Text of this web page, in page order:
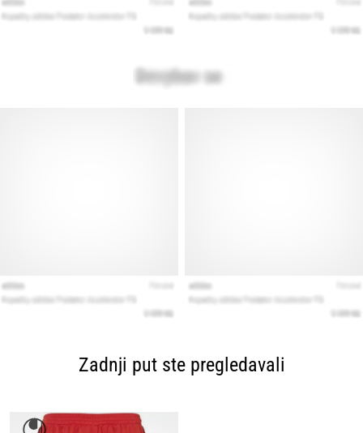
Zadnji put ste pregledavali